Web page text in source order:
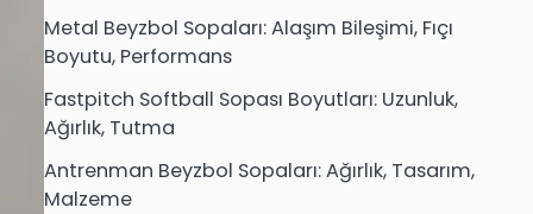
Metal Beyzbol Sopaları: Alaşım Bileşimi, Fıçı
Boyutu, Performans
Fastpitch Softball Sopası Boyutları: Uzunluk,
Ağırlık, Tutma
Antrenman Beyzbol Sopaları: Ağırlık, Tasarım,
Malzeme